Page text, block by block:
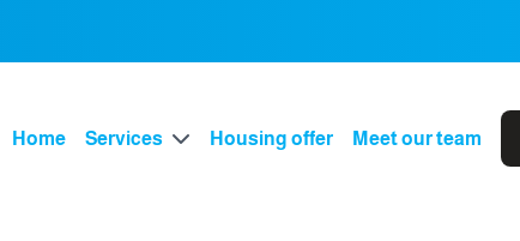
Home Services Housing offer Meet our team